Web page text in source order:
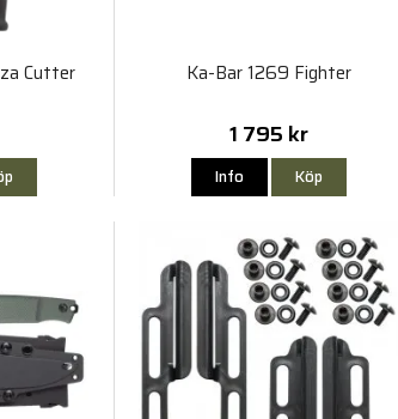
Cutter Ka-Bar 1269 Fighter
1 795 kr
Info Köp